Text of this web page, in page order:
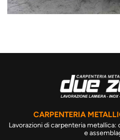
CARPENTERIA
Lavorazioni di carpenteria metallica:
e